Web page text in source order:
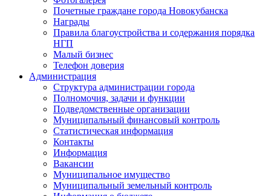
Почетные граждане города Новокубанска
Награды
Правила благоустройства и содержания порядка
НГП
Малый бизнес
Телефон доверия
Администрация
Структура администрации города
Полномочия, задачи и функции
Подведомственные организации
Муниципальный финансовый контроль
Статистическая информация
Контакты
Информация
Вакансии
Муниципальное имущество
Муниципальный земельный контроль